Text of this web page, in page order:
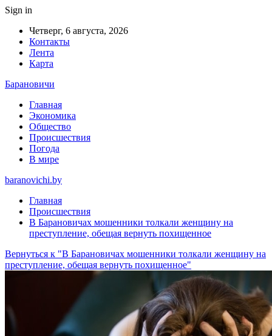
Sign in
Четверг, 6 августа, 2026
Контакты
Лента
Карта
Барановичи
Главная
Экономика
Общество
Происшествия
Погода
В мире
baranovichi.by
Главная
Происшествия
В Барановичах мошенники толкали женщину на
преступление, обещая вернуть похищенное
Вернуться к "В Барановичах мошенники толкали женщину на
преступление, обещая вернуть похищенное"